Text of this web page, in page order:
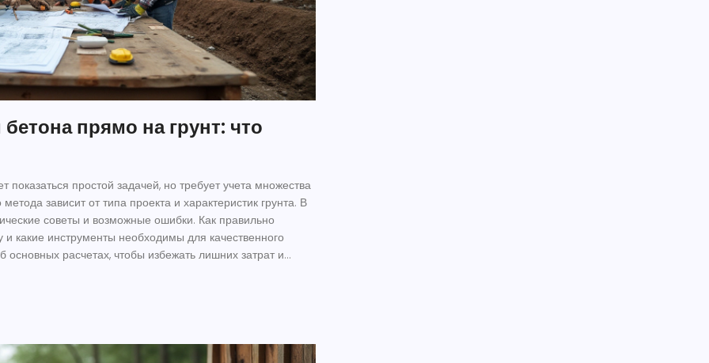
прямо на грунт: что
простой задачей, но требует учета множества
зависит от типа проекта и характеристик грунта. В
советы и возможные ошибки. Как правильно
и какие инструменты необходимы для качественного
расчетах, чтобы избежать лишних затрат и